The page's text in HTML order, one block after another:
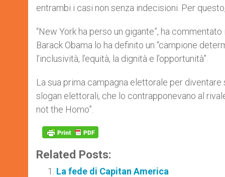
entrambi i casi non senza indecisioni. Per
“New York ha perso un gigante”, ha
Barack Obama lo ha definito un “campione
l’inclusività, l’equità, la dignità e l’opportunità”.
La sua prima campagna elettorale per
slogan elettorali, che lo contrapponevano al
not the Homo”.
Related Posts:
La fede di Capitan America